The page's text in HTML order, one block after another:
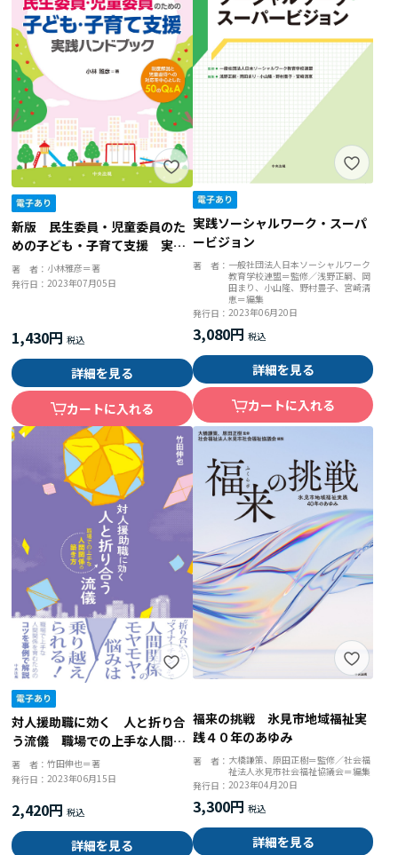
新版 民生委員・児童委員のた
めの子ども・子育て支援 実践
ハンドブック 制度解説と児童
虐待への対応を中心とした５０
著 者： 小林雅彦＝著
発行日：2023年07月05日
1,430円
詳細を見る
カートに入れる
実践ソーシャルワーク・スーパ
ービジョン
著 者： 一般社団法人日本ソーシャルワーク
教育学校連盟＝監修／浅野正嗣、岡
田まり、小山隆、野村豊子、宮崎清
恵＝編集
発行日： 2023年06月20日
3,080円
詳細を見る
カートに入れる
対人援助職に効く 人と折り合
う流儀 職場での上手な人間関
係の築き方
著 者：竹田伸也＝著
発行日：2023年06月15日
2,420円
詳細を見る
福来の挑戦 氷見市地域福祉実
践４０年のあゆみ
著 者： 大橋謙策、原田正樹＝監修／社会福
祉法人氷見市社会福祉協議会＝編集
発行日： 2023年04月20日
3,300円
詳細を見る